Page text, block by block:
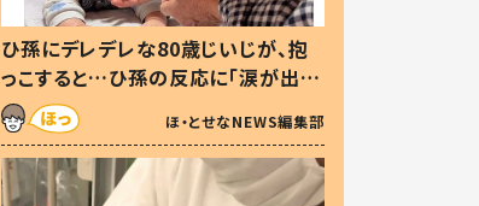
ひ孫にデレデレな80歳じいじが、抱
っこすると…ひ孫の反応に「涙が出ま
した」「可愛くて仕方ない」
ほ・とせなNEWS編集部